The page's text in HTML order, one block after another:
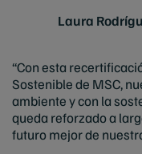
Laura
“Con esta
Sostenible de MSC,
ambiente y con la
queda reforzado a
futuro mejor de